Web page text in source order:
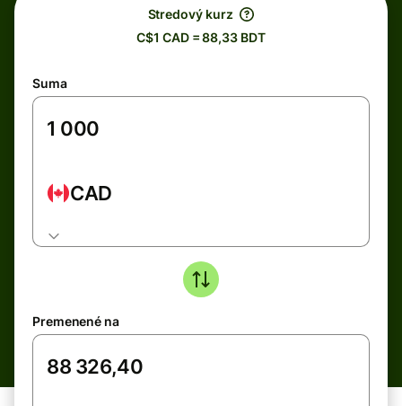
Stredový kurz
C$1 CAD = 88,33 BDT
Suma
CAD
Premenené na